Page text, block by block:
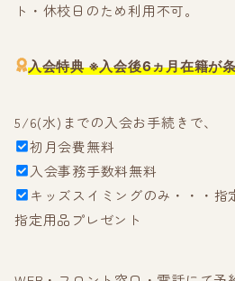
ト・休校日のため利用不可。
入会特典※入会後6ヵ月在籍が
5/6(水)までの入会お手続きで、
初月会費無料
入会事務手数料無料
キッズスイミングのみ・・・
指定用品プレゼント